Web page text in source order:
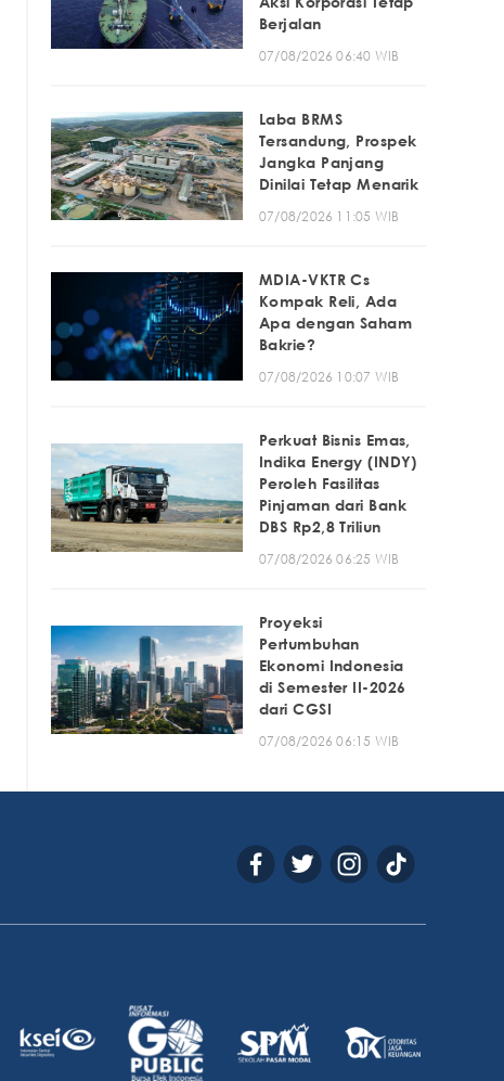
Berjalan
07/08/2026 06:40 WIB
Laba BRMS
Tersandung, Prospek
Jangka Panjang
Dinilai Tetap Menarik
07/08/2026 11:05 WIB
MDIA-VKTR Cs
Kompak Reli, Ada
Apa dengan Saham
Bakrie?
07/08/2026 10:07 WIB
Perkuat Bisnis Emas,
Indika Energy (INDY)
Peroleh Fasilitas
Pinjaman dari Bank
DBS Rp2,8 Triliun
07/08/2026 06:25 WIB
Proyeksi
Pertumbuhan
Ekonomi Indonesia
di Semester II-2026
dari CGSI
07/08/2026 06:15 WIB